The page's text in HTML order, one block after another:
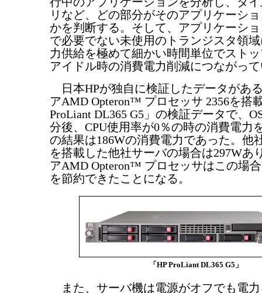
リなど、どの部分がそのアプリケーシ
かを判断する。そして、アプリケーシ
で必要でない未使用のトランジスタ領
力供給を極めて細かい時間単位でスト
アイドル時の消費電力削減につながっ
日本HPが独自に検証したデータがあ
アAMD Opteron™ プロセッサ 2356を搭
ProLiant DL365 G5」の検証データで、
分後、CPU使用率が0％の時の消費電力
の結果は186Wの消費電力であった。他
を搭載した他社サーバの場合は297Wあ
アAMD Opteron™ プロセッサはこの場
を節約できたことになる。
「HP ProLiant DL365 G5」
また、サーバ機は電源がオフでも電